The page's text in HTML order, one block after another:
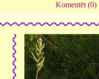
Komentēt (0)